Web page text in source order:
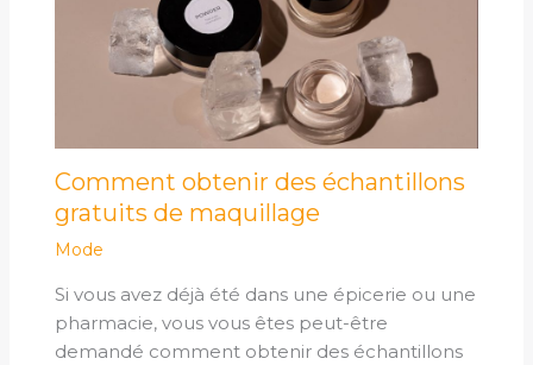
Comment obtenir des échantillons
gratuits de maquillage
Mode
Si vous avez déjà été dans une épicerie ou une
pharmacie, vous vous êtes peut-être
demandé comment obtenir des échantillons